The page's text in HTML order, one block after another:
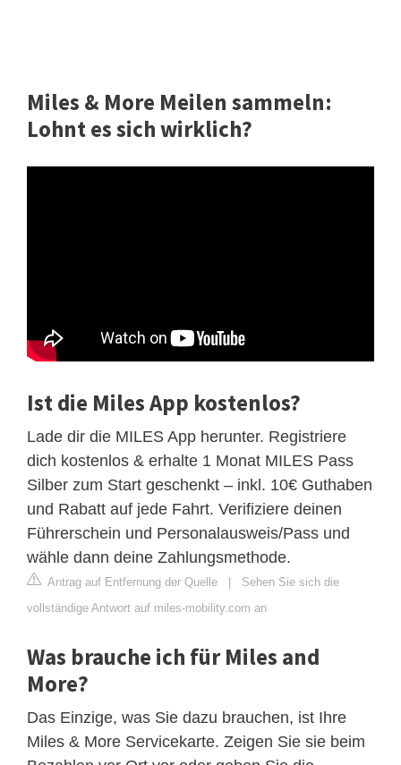
Miles & More Meilen sammeln:
Lohnt es sich wirklich?
Ist die Miles App kostenlos?
Lade dir die MILES App herunter. Registriere
dich kostenlos & erhalte 1 Monat MILES Pass
Silber zum Start geschenkt – inkl. 10€ Guthaben
und Rabatt auf jede Fahrt. Verifiziere deinen
Führerschein und Personalausweis/Pass und
wähle dann deine Zahlungsmethode.
Antrag auf Entfernung der Quelle | Sehen Sie sich die
vollständige Antwort auf miles-mobility.com an
Was brauche ich für Miles and
More?
Das Einzige, was Sie dazu brauchen, ist Ihre
Miles & More Servicekarte. Zeigen Sie sie beim